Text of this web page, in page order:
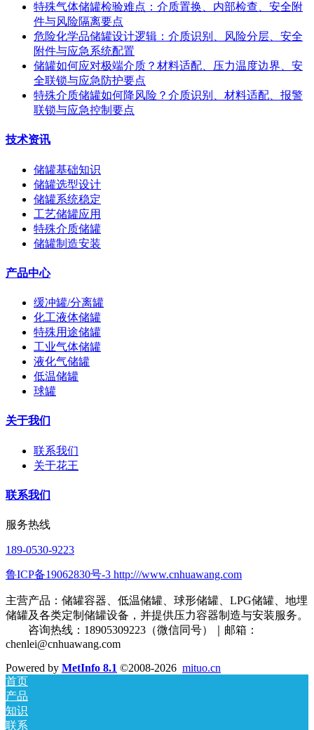
特殊气体储罐检验难点：介质置换、内部检查、安全附
件与风险隔离要点
危险化学品储罐设计逻辑：介质识别、风险分层、安全
附件与应急系统配置
储罐如何应对极端介质？材料适配、压力温度边界、安
全联锁与应急防护要点
特殊介质储罐如何降风险？介质识别、材料适配、报警
联锁与应急控制要点
技术资讯
储罐基础知识
储罐选型设计
储罐系统稳定
工艺储罐应用
特殊介质储罐
储罐制造安装
产品中心
缓冲罐/分离罐
化工液体储罐
特殊用途储罐
工业气体储罐
液化气储罐
低温储罐
球罐
关于我们
联系我们
关于花王
联系我们
服务热线
189-0530-9223
鲁ICP备19062830号-3 http:///www.cnhuawang.com
主营产品：储罐容器、低温储罐、球形储罐、LPG储罐、地埋
储罐及各类定制储罐设备，并提供压力容器制造与安装服务。
咨询热线：18905309223（微信同号）｜邮箱：
chenlei@cnhuawang.com
Powered by MetInfo 8.1 ©2008-2026 mituo.cn
首页
产品
知识
联系